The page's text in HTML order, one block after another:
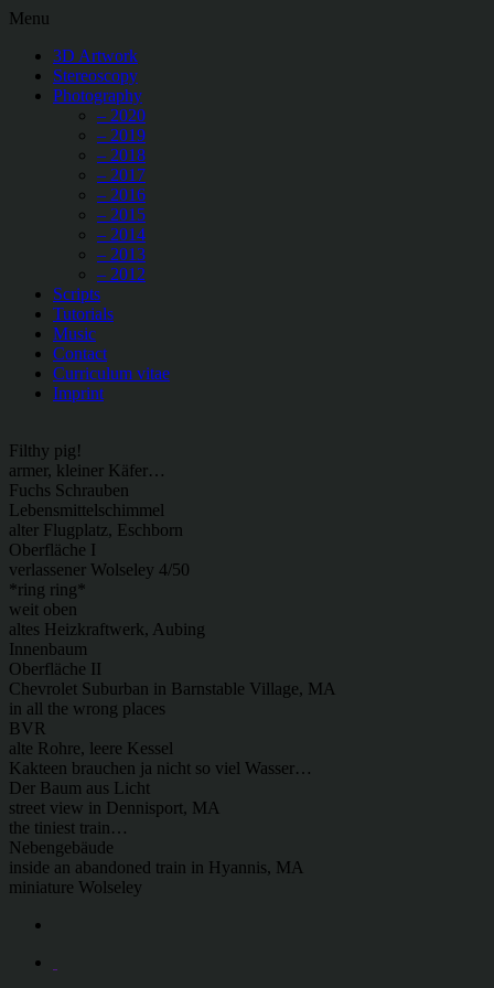
Menu
3D Artwork
Stereoscopy
Photography
– 2020
– 2019
– 2018
– 2017
– 2016
– 2015
– 2014
– 2013
– 2012
Scripts
Tutorials
Music
Contact
Curriculum vitae
Imprint
Filthy pig!
armer, kleiner Käfer…
Fuchs Schrauben
Lebensmittelschimmel
alter Flugplatz, Eschborn
Oberfläche I
verlassener Wolseley 4/50
*ring ring*
weit oben
altes Heizkraftwerk, Aubing
Innenbaum
Oberfläche II
Chevrolet Suburban in Barnstable Village, MA
in all the wrong places
BVR
alte Rohre, leere Kessel
Kakteen brauchen ja nicht so viel Wasser…
Der Baum aus Licht
street view in Dennisport, MA
the tiniest train…
Nebengebäude
inside an abandoned train in Hyannis, MA
miniature Wolseley